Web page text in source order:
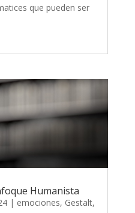
que pueden ser
Humanista
| emociones, Gestalt,